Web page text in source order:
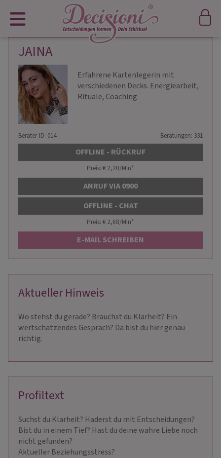
JAINA
Erfahrene Kartenlegerin mit
verschiedenen Decks. Energiearbeit,
Rituale, Coaching
Berater-ID: 014 Beratungen: 331
OFFLINE - RÜCKRUF
Preis: € 2,20/Min*
ANRUF VIA 0900
OFFLINE - CHAT
Preis: € 2,68/Min*
E-MAIL SCHREIBEN
Aktueller Hinweis
Wo stehst du gerade? Brauchst du Klarheit? Ein
wertschätzendes Gespräch? Da bist du hier genau
richtig.
Profiltext
Suchst du Klarheit? Haderst du mit Entscheidungen?
Bist du in einem Tief? Hast du deine wahre Liebe noch
nicht gefunden?
Aktueller Beziehungsstress?